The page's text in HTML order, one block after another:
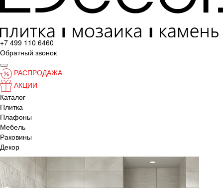
+7 499 110 6460
Обратный звонок
РАСПРОДАЖА
АКЦИИ
Каталог
Плитка
Плафоны
Мебель
Раковины
Декор